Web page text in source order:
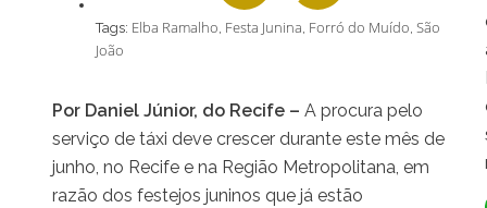
Tags: Elba Ramalho, Festa Junina, Forró do Muído,São
João
Por Daniel Júnior, do Recife – A procura pelo
serviço de táxi deve crescer durante este mês de
junho, no Recife e na Região Metropolitana, em
razão dos festejos juninos que já estão